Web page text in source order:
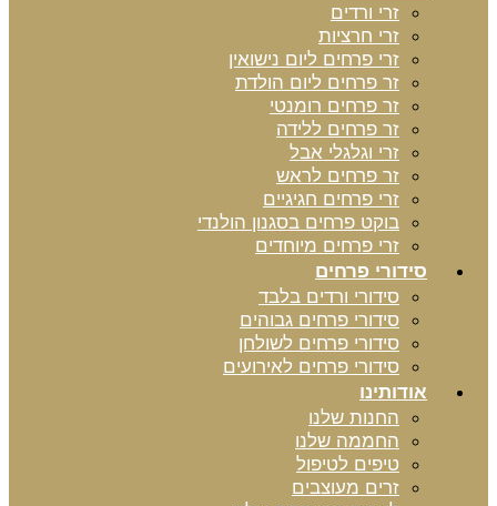
זרי ורדים
זרי חרציות
זרי פרחים ליום נישואין
זר פרחים ליום הולדת
זר פרחים רומנטי
זר פרחים ללידה
זרי וגלגלי אבל
זר פרחים לראש
זרי פרחים חגיגיים
בוקט פרחים בסגנון הולנדי
זרי פרחים מיוחדים
סידורי פרחים
סידורי ורדים בלבד
סידורי פרחים גבוהים
סידורי פרחים לשולחן
סידורי פרחים לאירועים
אודותינו
החנות שלנו
החממה שלנו
טיפים לטיפול
זרים מעוצבים